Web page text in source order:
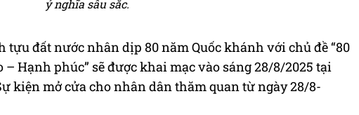
ý nghĩa sâu sắc.
tựu đất nước nhân dịp 80 năm Quốc khánh với chủ đề “80
Hạnh phúc” sẽ được khai mạc vào sáng 28/8/2025 tại
kiện mở cửa cho nhân dân thăm quan từ ngày 28/8-